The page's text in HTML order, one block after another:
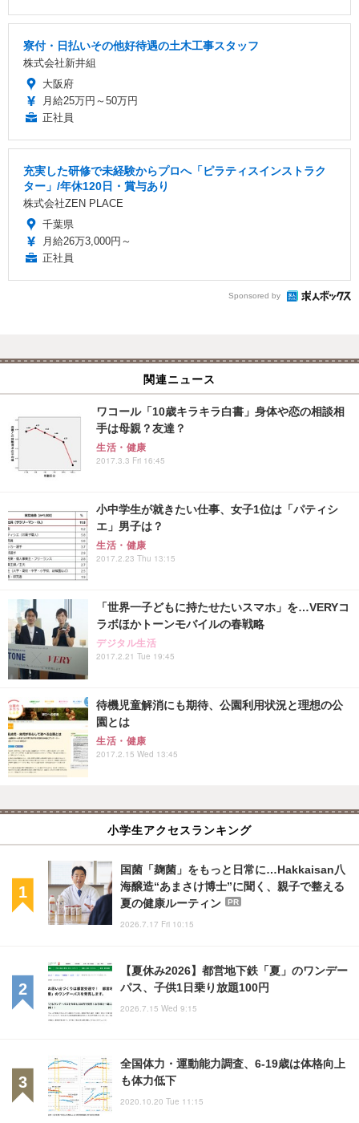
寮付・日払いその他好待遇の土木工事スタッフ
株式会社新井組
大阪府
月給25万円～50万円
正社員
充実した研修で未経験からプロへ「ピラティスインストラク
ター」/年休120日・賞与あり
株式会社ZEN PLACE
千葉県
月給26万3,000円～
正社員
Sponsored by
関連ニュース
ワコール「10歳キラキラ白書」身体や恋の相談相
手は母親？友達？
生活・健康
2017.3.3 Fri 16:45
小中学生が就きたい仕事、女子1位は「パティシ
エ」男子は？
生活・健康
2017.2.23 Thu 13:15
「世界一子どもに持たせたいスマホ」を…VERYコ
ラボほかトーンモバイルの春戦略
デジタル生活
2017.2.21 Tue 19:45
待機児童解消にも期待、公園利用状況と理想の公
園とは
生活・健康
2017.2.15 Wed 13:45
小学生アクセスランキング
国菌「麹菌」をもっと日常に…Hakkaisan八
海醸造“あまさけ博士”に聞く、親子で整える
夏の健康ルーティン
PR
2026.7.17 Fri 10:15
【夏休み2026】都営地下鉄「夏」のワンデー
パス、子供1日乗り放題100円
2026.7.15 Wed 9:15
全国体力・運動能力調査、6-19歳は体格向上
も体力低下
2020.10.20 Tue 11:15